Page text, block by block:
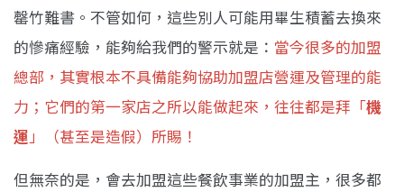
罄竹難書。不管如何，這些別人可能用畢生積蓄去換來
的慘痛經驗，能夠給我們的警示就是： 當今很多的加盟
總部，其實根本不具備能夠協助加盟店營運及管理的能
力；它們的第一家店之所以能做起來，往往都是拜「機
運」（甚至是造假）所賜！
但無奈的是，會去加盟這些餐飲事業的加盟主，很多都